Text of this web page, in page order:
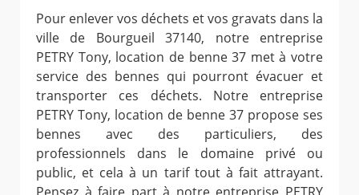
Pour enlever vos déchets et vos gravats dans la
ville de Bourgueil 37140, notre entreprise
PETRY Tony, location de benne 37 met à votre
service des bennes qui pourront évacuer et
transporter ces déchets. Notre entreprise
PETRY Tony, location de benne 37 propose ses
bennes avec des particuliers, des
professionnels dans le domaine privé ou
public, et cela à un tarif tout à fait attrayant.